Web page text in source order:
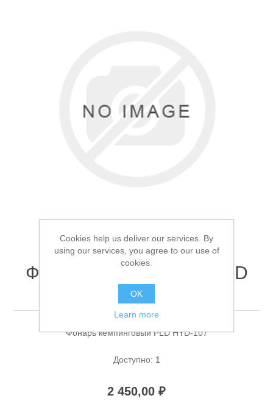
Фонарь кемпинговый PLD
HYD-107
Фонарь кемпинговый PLD HYD-107
Доступно: 1
2 450,00 ₽
Cookies help us deliver our services. By
using our services, you agree to our use of
cookies.
OK
Learn more